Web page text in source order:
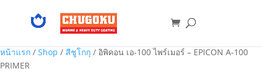
หน้าแรก / Shop / สีชูโกกุ / อิพิคอน เอ-100 ไพร์เมอร์ – EPICON A-100
PRIMER